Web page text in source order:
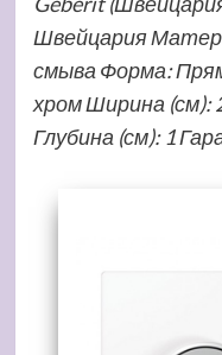
Швейцария
смыва Форма:
хром Ширина (см):
Глубина (см): 1